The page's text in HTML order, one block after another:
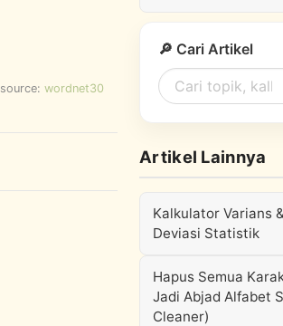
source: wordnet30
🔎 Cari Artikel
Artikel Lainnya
Kalkulator Varians
Deviasi Statistik
Hapus Semua
Jadi Abjad Alfabet
Cleaner)